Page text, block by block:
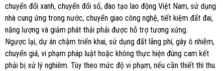
chuyển đổi xanh, chuyển đổi số, đào tạo lao động Việt Nam, sử dụng
nhà cung ứng trong nước, chuyển giao công nghệ, tiết kiệm đất đai,
năng lượng và giảm phát thải phải được hỗ trợ tương xứng.
Ngược lại, dự án chậm triển khai, sử dụng đất lãng phí, gây ô nhiễm,
chuyển giá, vi phạm pháp luật hoặc không thực hiện đúng cam kết
phải bị xử lý nghiêm. Tùy theo mức độ vi phạm, nếu cần thiết thì thu